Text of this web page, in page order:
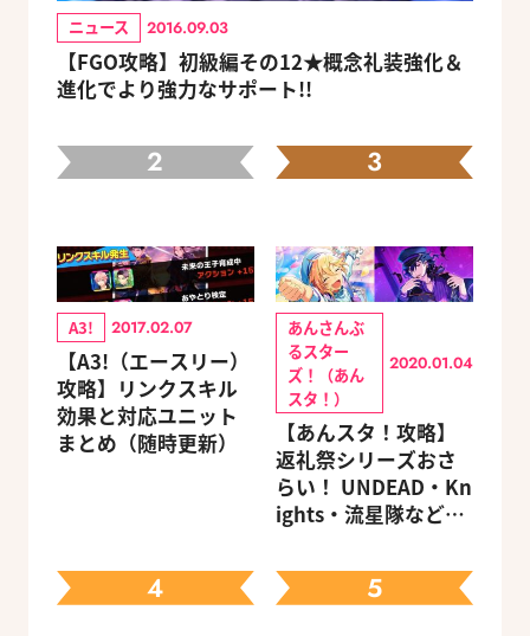
ニュース 2016.09.03
【FGO攻略】初級編その12★概念礼装強化＆
進化でより強力なサポート!!
2
A3! 2017.02.07
【A3!（エースリー）
攻略】リンクスキル
効果と対応ユニット
まとめ（随時更新）
3
あんさんぶ
るスター
ズ！（あん
スタ！）
2020.01.04
【あんスタ！攻略】
返礼祭シリーズおさ
らい！ UNDEAD・Kn
ights・流星隊など、
ェック
4 5